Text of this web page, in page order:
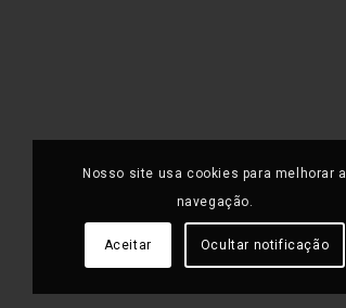
Nosso site usa cookies para melhorar a
navegação.
Aceitar Ocultar notificação